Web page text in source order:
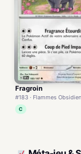
Fragroin
#183 · Flammes
C